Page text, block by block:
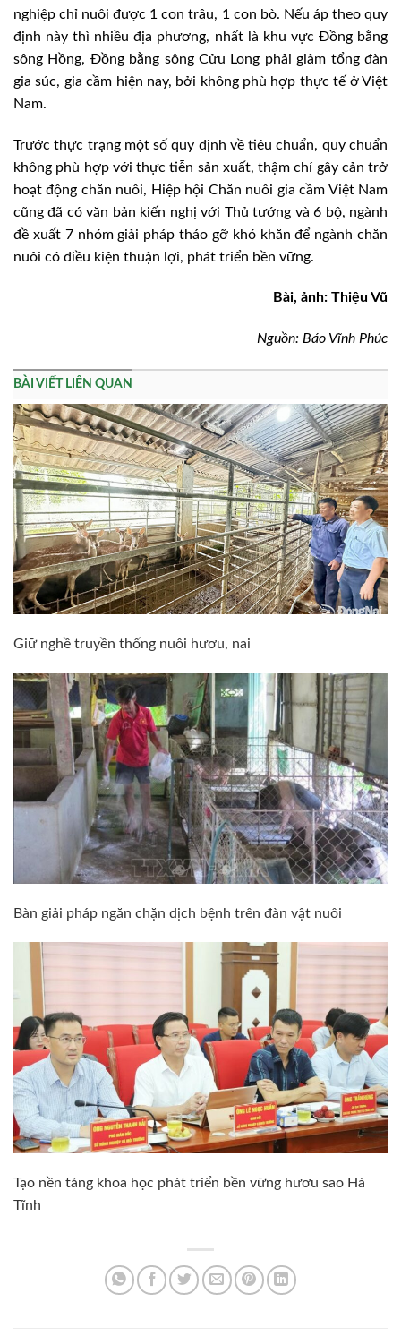
nghiệp chỉ nuôi được 1 con trâu, 1 con bò. Nếu áp theo quy
định này thì nhiều địa phương, nhất là khu vực Đồng bằng
sông Hồng, Đồng bằng sông Cửu Long phải giảm tổng đàn
gia súc, gia cầm hiện nay, bởi không phù hợp thực tế ở Việt
Nam.
Trước thực trạng một số quy định về tiêu chuẩn, quy chuẩn
không phù hợp với thực tiễn sản xuất, thậm chí gây cản trở
hoạt động chăn nuôi, Hiệp hội Chăn nuôi gia cầm Việt Nam
cũng đã có văn bản kiến nghị với Thủ tướng và 6 bộ, ngành
đề xuất 7 nhóm giải pháp tháo gỡ khó khăn để ngành chăn
nuôi có điều kiện thuận lợi, phát triển bền vững.
Bài, ảnh: Thiệu Vũ
Nguồn: Báo Vĩnh Phúc
BÀI VIẾT LIÊN QUAN
Giữ nghề truyền thống nuôi hươu, nai
Bàn giải pháp ngăn chặn dịch bệnh trên đàn vật nuôi
Tạo nền tảng khoa học phát triển bền vững hươu sao Hà
Tĩnh